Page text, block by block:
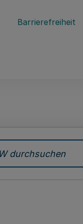
Barrierefreiheit